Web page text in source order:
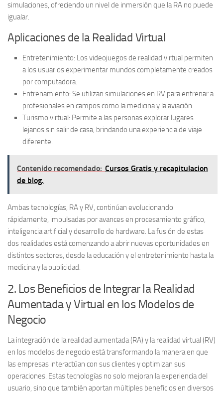
simulaciones, ofreciendo un nivel de inmersión que la RA no puede
igualar.
Aplicaciones de la Realidad Virtual
Entretenimiento: Los videojuegos de realidad virtual permiten
a los usuarios experimentar mundos completamente creados
por computadora.
Entrenamiento: Se utilizan simulaciones en RV para entrenar a
profesionales en campos como la medicina y la aviación.
Turismo virtual: Permite a las personas explorar lugares
lejanos sin salir de casa, brindando una experiencia de viaje
diferente.
Contenido recomendado: Cursos Gratis y recapitulacion
de blog.
Ambas tecnologías, RA y RV, continúan evolucionando
rápidamente, impulsadas por avances en procesamiento gráfico,
inteligencia artificial y desarrollo de hardware. La fusión de estas
dos realidades está comenzando a abrir nuevas oportunidades en
distintos sectores, desde la educación y el entretenimiento hasta la
medicina y la publicidad.
2. Los Beneficios de Integrar la Realidad
Aumentada y Virtual en los Modelos de
Negocio
La integración de larealidad aumentada (RA) y larealidad virtual (RV)
en los modelos de negocio está transformando la manera en que
las empresas interactúan con sus clientes y optimizan sus
operaciones. Estas tecnologías no solo mejoran la experiencia del
usuario, sino que también aportan múltiples beneficios en diversos